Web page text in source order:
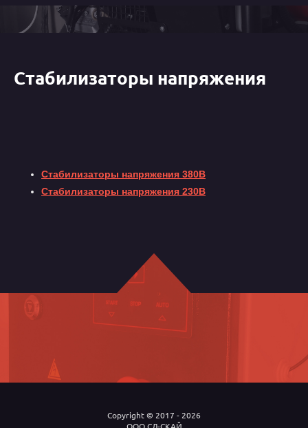
Стабилизаторы напряжения
Стабилизаторы напряжения 380В
Стабилизаторы напряжения 230В
Copyright © 2017 - 2026
ООО СЛ-СКАЙ